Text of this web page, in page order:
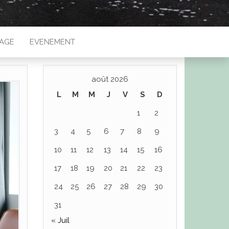
EVENEMENT
août 2026
L
M M J V S
D
1
2
3
4 5 6 7 8
9
10
11 12 13 14 15
16
17
18 19 20 21 22
23
24
25 26 27 28 29
30
31
« Juil